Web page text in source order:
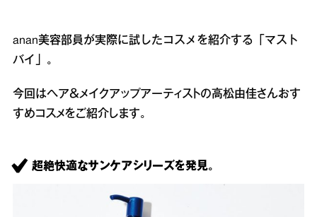
anan美容部員が実際に試したコスメを紹介する「マスト
バイ」。
今回はヘア＆メイクアップアーティストの高松由佳さんおす
すめコスメをご紹介します。
超絶快適なサンケアシリーズを発見。